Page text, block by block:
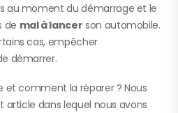
au moment du démarrage et le
de mal à lancer son automobile.
cas, empêcher
démarrer.
et comment la réparer ? Nous
article dans lequel nous avons